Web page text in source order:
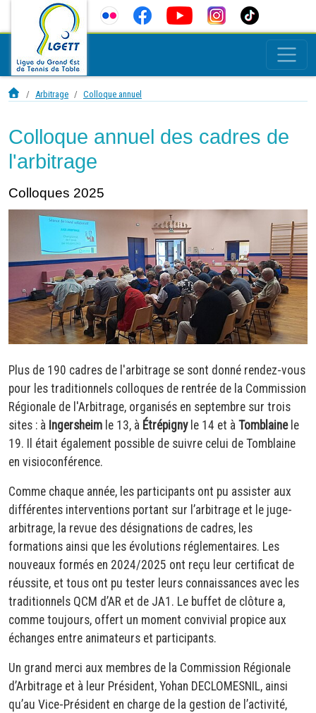
Arbitrage Colloque annuel
Colloque annuel des cadres de
l'arbitrage
Colloques 2025
Plus de 190 cadres de l'arbitrage se sont donné rendez-vous
pour les traditionnels colloques de rentrée de la Commission
Régionale de l'Arbitrage, organisés en septembre sur trois
sites : à Ingersheim le 13, à Étrépignyle 14 et à Tomblainele
19. Il était également possible de suivre celui de Tomblaine
en visioconférence.
Comme chaque année, les participants ont pu assister aux
différentes interventions portant sur l’arbitrage et le juge-
arbitrage, la revue des désignations de cadres, les
formations ainsi que les évolutions réglementaires. Les
nouveaux formés en 2024/2025 ont reçu leur certificat de
réussite, et tous ont pu tester leurs connaissances avec les
traditionnels QCM d’AR et de JA1. Le buffet de clôture a,
comme toujours, offert un moment convivial propice aux
échanges entre animateurs et participants.
Un grand merci aux membres de la Commission Régionale
d’Arbitrage et à leur Président, Yohan DECLOMESNIL, ainsi
qu’au Vice-Président en charge de la gestion de l’activité,